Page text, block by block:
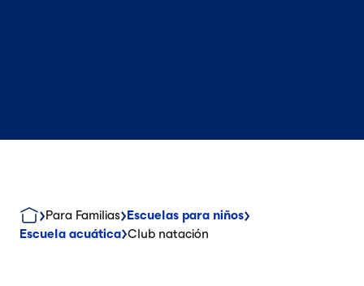
Para Familias Escuelas para niños
Escuela acuática Club natación